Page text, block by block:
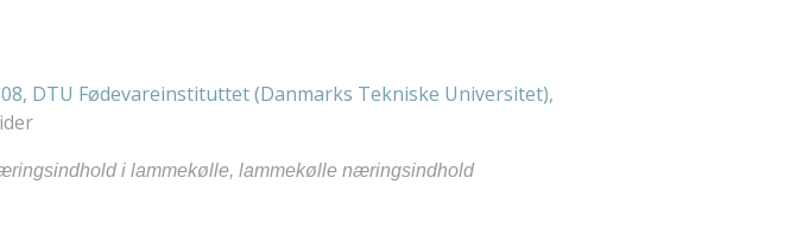
, DTU Fødevareinstituttet (Danmarks Tekniske Universitet),
i lammekølle, lammekølle næringsindhold